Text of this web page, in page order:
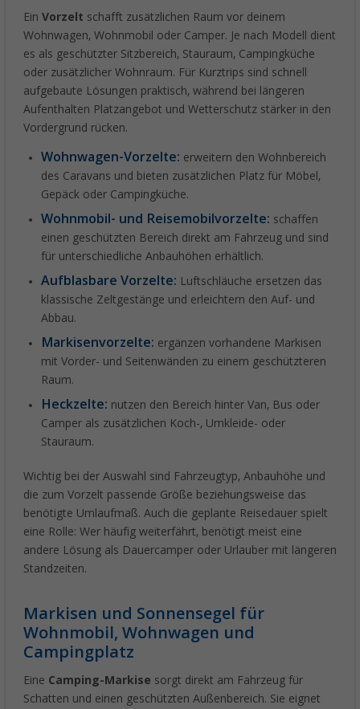
Ein Vorzelt schafft zusätzlichen Raum vor deinem
Wohnwagen, Wohnmobil oder Camper. Je nach Modell dient
es als geschützter Sitzbereich, Stauraum, Campingküche
oder zusätzlicher Wohnraum. Für Kurztrips sind schnell
aufgebaute Lösungen praktisch, während bei längeren
Aufenthalten Platzangebot und Wetterschutz stärker in den
Vordergrund rücken.
Wohnwagen-Vorzelte: erweitern den Wohnbereich
des Caravans und bieten zusätzlichen Platz für Möbel,
Gepäck oder Campingküche.
Wohnmobil- und Reisemobilvorzelte: schaffen
einen geschützten Bereich direkt am Fahrzeug und sind
für unterschiedliche Anbauhöhen erhältlich.
Aufblasbare Vorzelte: Luftschläuche ersetzen das
klassische Zeltgestänge und erleichtern den Auf- und
Abbau.
Markisenvorzelte: ergänzen vorhandene Markisen
mit Vorder- und Seitenwänden zu einem geschützteren
Raum.
Heckzelte: nutzen den Bereich hinter Van, Bus oder
Camper als zusätzlichen Koch-, Umkleide- oder
Stauraum.
Wichtig bei der Auswahl sind Fahrzeugtyp, Anbauhöhe und
die zum Vorzelt passende Größe beziehungsweise das
benötigte Umlaufmaß. Auch die geplante Reisedauer spielt
eine Rolle: Wer häufig weiterfährt, benötigt meist eine
andere Lösung als Dauercamper oder Urlauber mit längeren
Standzeiten.
Markisen und Sonnensegel für
Wohnmobil, Wohnwagen und
Campingplatz
Eine Camping-Markise sorgt direkt am Fahrzeug für
Schatten und einen geschützten Außenbereich. Sie eignet